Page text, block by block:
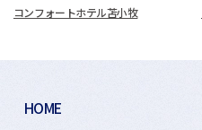
コンフォートホテル苫小牧
HOME